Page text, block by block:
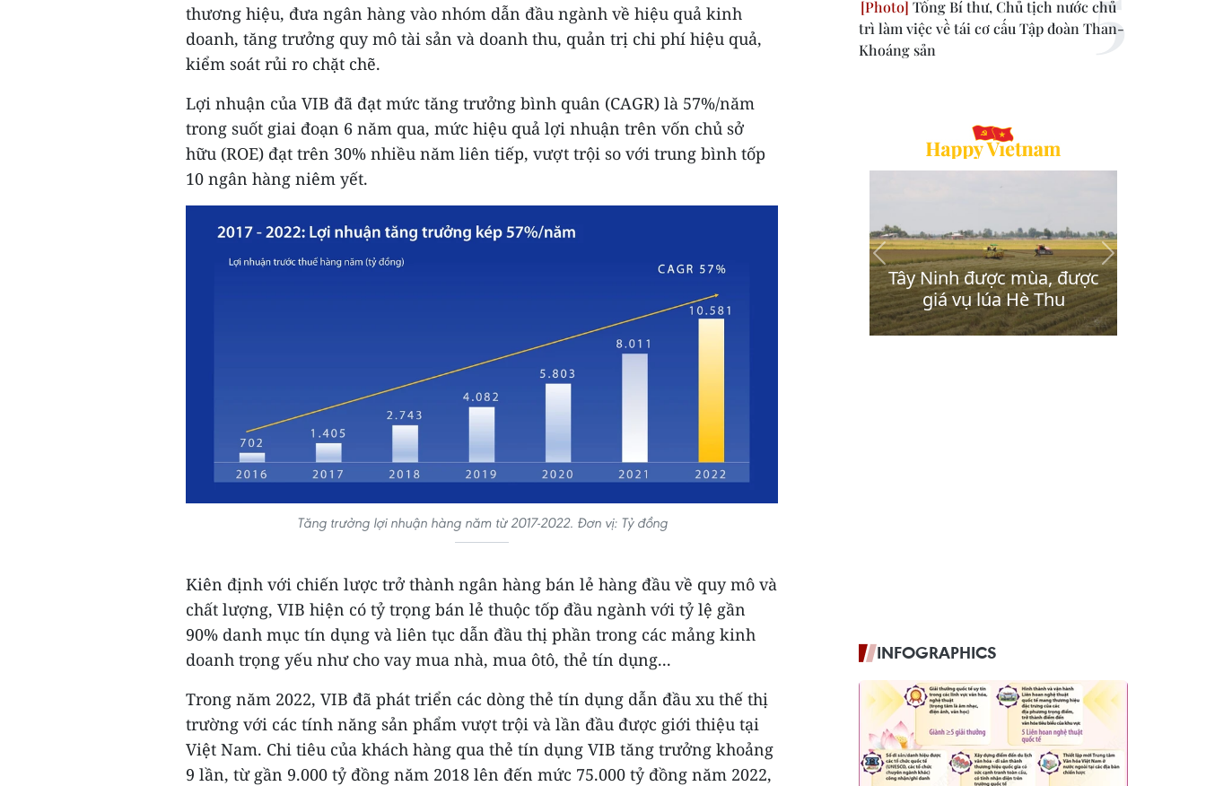
thương hiệu, đưa ngân hàng vào nhóm dẫn đầu ngành về hiệu quả kinh
doanh, tăng trưởng quy mô tài sản và doanh thu, quản trị chi phí hiệu quả,
kiểm soát rủi ro chặt chẽ.
Lợi nhuận của VIB đã đạt mức tăng trưởng bình quân (CAGR) là 57%/năm
trong suốt giai đoạn 6 năm qua, mức hiệu quả lợi nhuận trên vốn chủ sở
hữu (ROE) đạt trên 30% nhiều năm liên tiếp, vượt trội so với trung bình tốp
10 ngân hàng niêm yết.
Tăng trưởng lợi nhuận hàng năm từ 2017-2022. Đơn vị: Tỷ đồng
Kiên định với chiến lược trở thành ngân hàng bán lẻ hàng đầu về quy mô và
chất lượng, VIB hiện có tỷ trọng bán lẻ thuộc tốp đầu ngành với tỷ lệ gần
90% danh mục tín dụng và liên tục dẫn đầu thị phần trong các mảng kinh
doanh trọng yếu như cho vay mua nhà, mua ôtô, thẻ tín dụng...
Trong năm 2022, VIB đã phát triển các dòng thẻ tín dụng dẫn đầu xu thế thị
trường với các tính năng sản phẩm vượt trội và lần đầu được giới thiệu tại
Việt Nam. Chi tiêu của khách hàng qua thẻ tín dụng VIB tăng trưởng khoảng
9 lần, từ gần 9.000 tỷ đồng năm 2018 lên đến mức 75.000 tỷ đồng năm 2022,
Tổng Bí thư, Chủ tịch nước chủ
trì làm việc về tái cơ cấu Tập đoàn Than-
Khoáng sản
INFOGRAPHICS